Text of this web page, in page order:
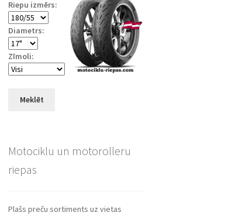
Riepu izmērs:
Diametrs:
Zīmoli:
Meklēt
Motociklu un motorolleru
riepas
Plašs preču sortiments uz vietas